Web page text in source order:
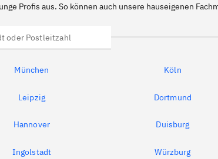
Profis aus. So können auch unsere hauseigenen
München Köln
Leipzig Dortmund
Hannover Duisburg
Ingolstadt Würzburg